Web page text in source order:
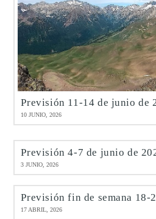
Previsión 11-14 de junio de
10 JUNIO, 2026
Previsión 4-7 de junio de
3 JUNIO, 2026
Previsión fin de semana 18-
17 ABRIL, 2026